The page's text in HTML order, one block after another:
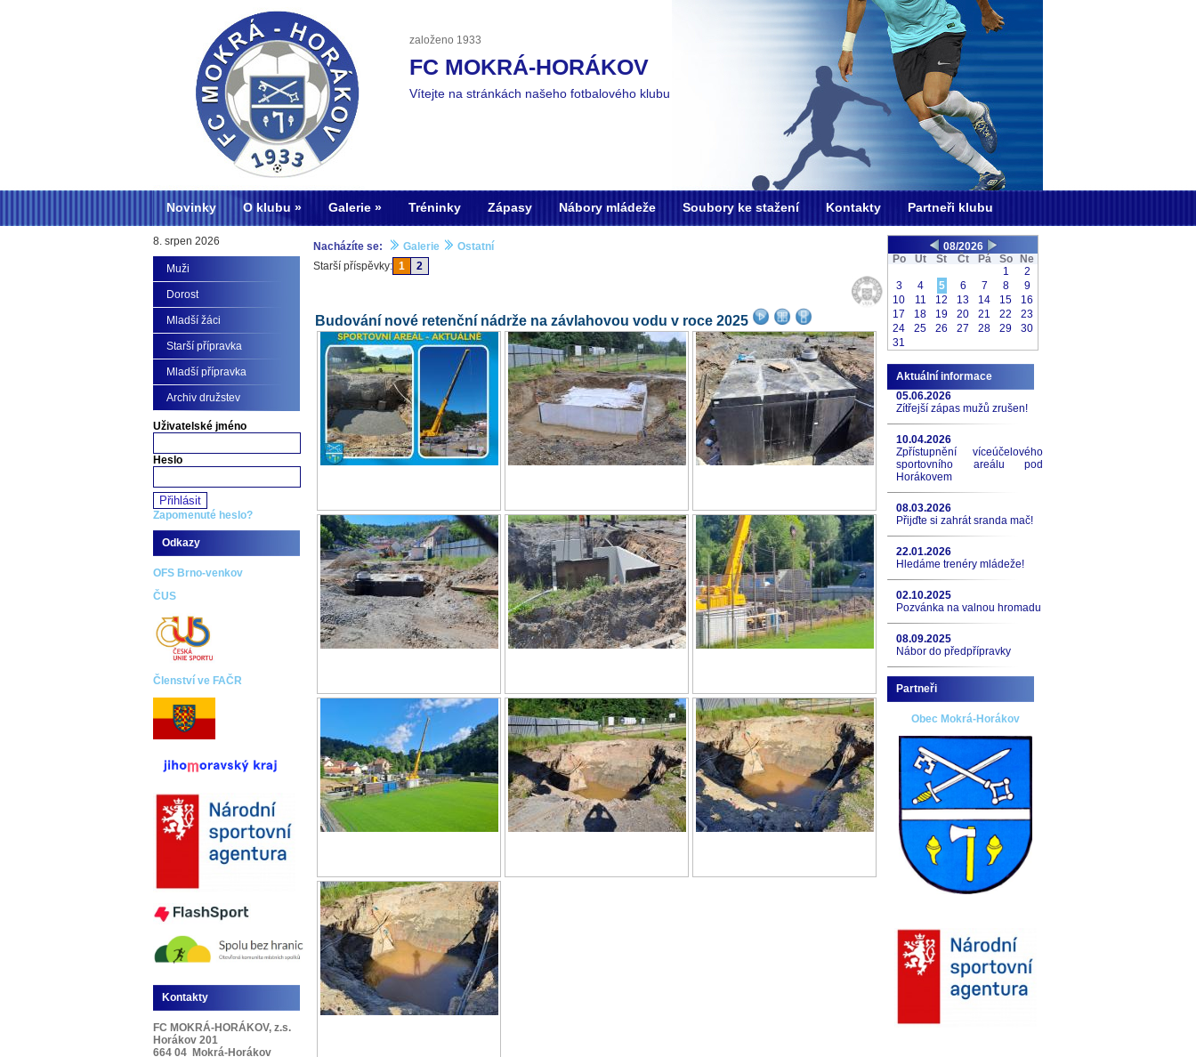
založeno 1933
FC MOKRÁ-HORÁKOV
Vítejte na stránkách našeho fotbalového klubu
Novinky O klubu Galerie Tréninky Zápasy Nábory mládeže Soubory ke stažení Kontakty Partneři klubu
Nacházíte se: Galerie
Ostatní
Starší příspěvky: 1 2
Budování nové retenční nádrže na závlahovou vodu v roce 2025
8. srpen 2026
Muži
Dorost
Mladší žáci
Starší přípravka
Mladší přípravka
Archiv družstev
Uživatelské jméno
Heslo
Zapomenuté heslo?
Odkazy
OFS Brno-venkov
ČUS
Členství ve FAČR
Kontakty
FC MOKRÁ-HORÁKOV, z.s.
Horákov 201
664 04 Mokrá-Horákov
08/2026
Po
Ut St Čt Pá So
Ne
1
2
3
4 5 6 7 8
9
10
11 12 13 14 15
16
17
18 19 20 21 22
23
24
25 26 27 28 29
30
31
Aktuální informace
05.06.2026
Zítřejší zápas mužů zrušen!
10.04.2026
Zpřístupnění víceúčelového
sportovního areálu pod
Horákovem
08.03.2026
Přijďte si zahrát sranda mač!
22.01.2026
Hledáme trenéry mládeže!
02.10.2025
Pozvánka na valnou hromadu
08.09.2025
Nábor do předpřípravky
Partneři
Obec Mokrá-Horákov